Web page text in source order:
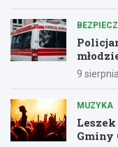
9
MUZYKA
Gminy